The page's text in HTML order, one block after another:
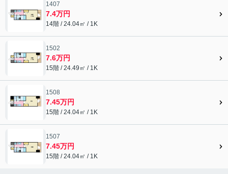
1407
7.4万円
14階 / 24.04㎡ / 1K
1502
7.6万円
15階 / 24.49㎡ / 1K
1508
7.45万円
15階 / 24.04㎡ / 1K
1507
7.45万円
15階 / 24.04㎡ / 1K